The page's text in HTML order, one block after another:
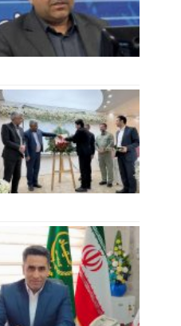
۲۸ بهمن ۱۴۰۴
۲۶ بهمن ۱۴۰۴